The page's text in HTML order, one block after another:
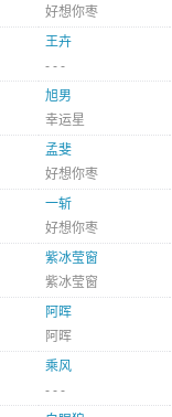
好想你枣
王卉
- - -
旭男
幸运星
孟斐
好想你枣
一斩
好想你枣
紫冰莹窗
紫冰莹窗
阿晖
阿晖
乘风
- - -